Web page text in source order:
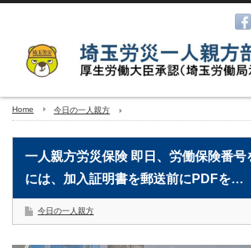
Home 今日の一人親方
一人親方労災保険 即日、労働保険番号
には、加入証明書を郵送前にPDFを…
今日の一人親方